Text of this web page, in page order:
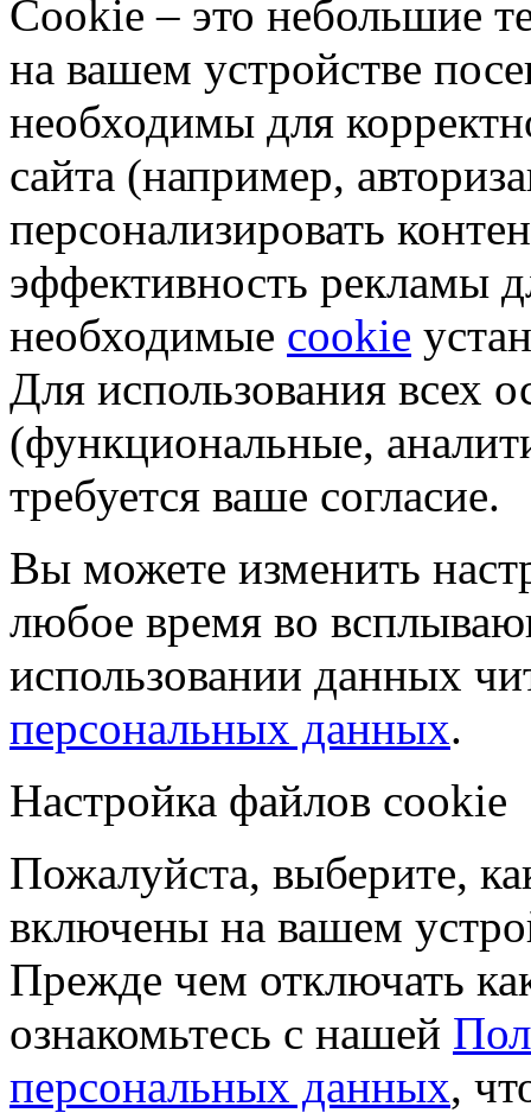
Cookie – это небольшие
на вашем устройстве
необходимы для
сайта (например,
персонализировать
эффективность рекламы
необходимые cookie
Для использования всех
(функциональные,
требуется ваше согласие.
Вы можете изменить
любое время во
использовании данных
персональных данных.
Настройка файлов cookie
Пожалуйста, выберите,
включены на вашем
Прежде чем отключать
ознакомьтесь с нашей
персональных данных,